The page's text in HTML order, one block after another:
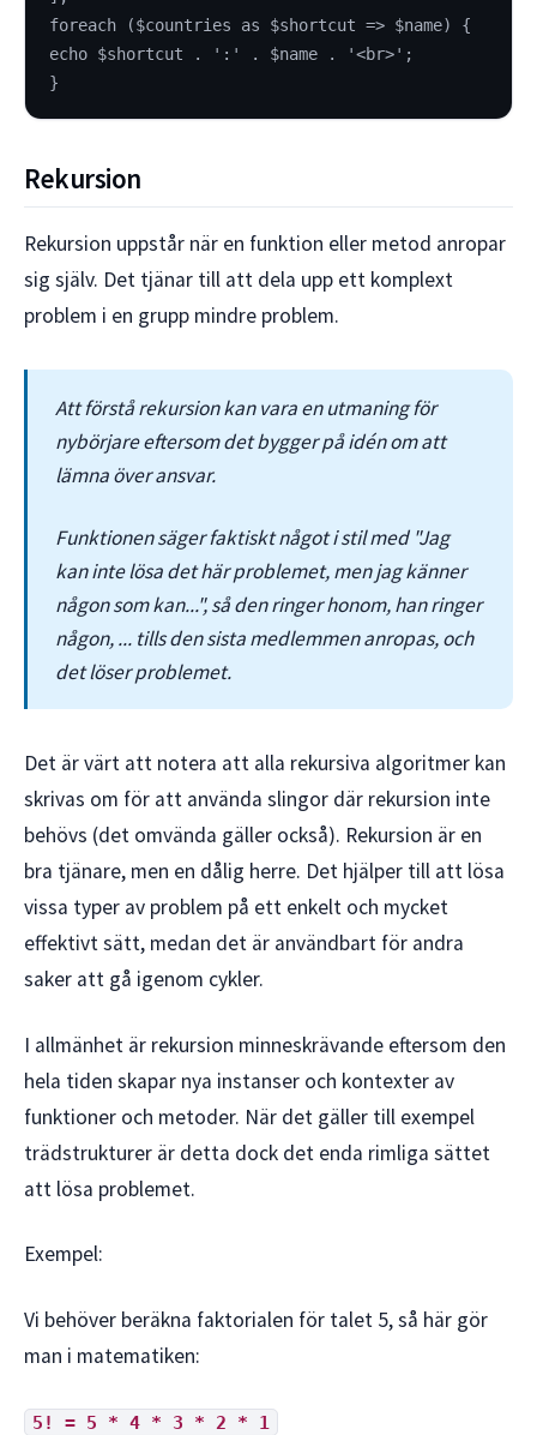
foreach ($countries as $shortcut => $name) {
echo $shortcut . ':' . $name . '<br>';
}
Rekursion
Rekursion uppstår när en funktion eller metod anropar
sig själv. Det tjänar till att dela upp ett komplext
problem i en grupp mindre problem.
Att förstå rekursion kan vara en utmaning för
nybörjare eftersom det bygger på idén om att
lämna över ansvar.
Funktionen säger faktiskt något i stil med "Jag
kan inte lösa det här problemet, men jag känner
någon som kan...", så den ringer honom, han ringer
någon, ... tills den sista medlemmen anropas, och
det löser problemet.
Det är värt att notera att alla rekursiva algoritmer kan
skrivas om för att använda slingor där rekursion inte
behövs (det omvända gäller också). Rekursion är en
bra tjänare, men en dålig herre. Det hjälper till att lösa
vissa typer av problem på ett enkelt och mycket
effektivt sätt, medan det är användbart för andra
saker att gå igenom cykler.
I allmänhet är rekursion minneskrävande eftersom den
hela tiden skapar nya instanser och kontexter av
funktioner och metoder. När det gäller till exempel
trädstrukturer är detta dock det enda rimliga sättet
att lösa problemet.
Exempel:
Vi behöver beräkna faktorialen för talet 5, så här gör
man i matematiken:
5! = 5 * 4 * 3 * 2 * 1